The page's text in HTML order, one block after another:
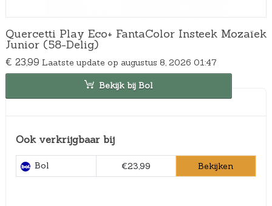
Quercetti Play Eco+ FantaColor Insteek Mozaïek
Junior (58-Delig)
€ 23,99 Laatste update op augustus 8, 2026 01:47
Bekijk bij Bol
Ook verkrijgbaar bij
Bol €23,99 Bekijken